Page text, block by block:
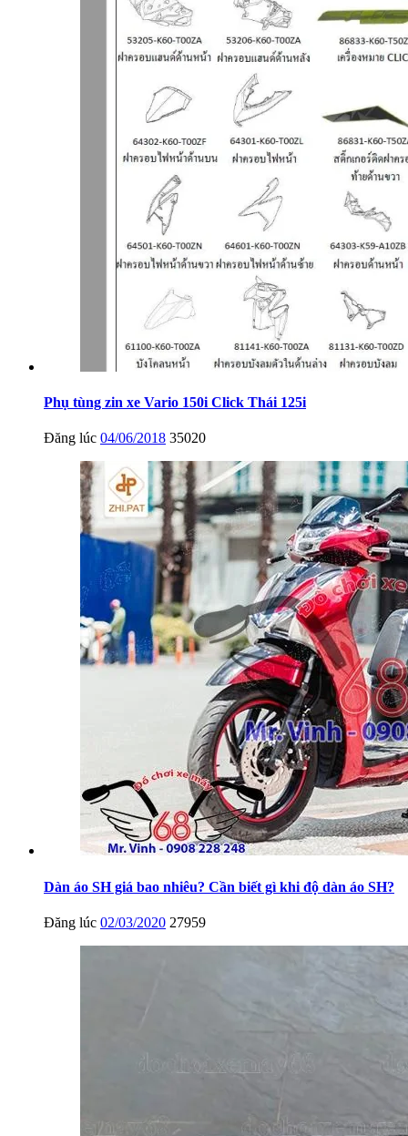
Phụ tùng zin xe Vario 150i Click Thái 125i
Đăng lúc 04/06/2018 35020
Dàn áo SH giá bao nhiêu? Cần biết gì khi độ dàn áo SH?
Đăng lúc 02/03/2020 27959